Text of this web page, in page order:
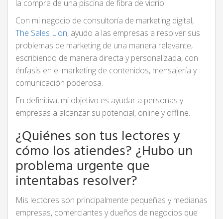
la compra de una piscina de fibra de vidrio.
Con mi negocio de consultoría de marketing digital,
The Sales Lion, ayudo a las empresas a resolver sus
problemas de marketing de una manera relevante,
escribiendo de manera directa y personalizada, con
énfasis en el marketing de contenidos, mensajería y
comunicación poderosa.
En definitiva, mi objetivo es ayudar a personas y
empresas a alcanzar su potencial, online y offline.
¿Quiénes son tus lectores y
cómo los atiendes? ¿Hubo un
problema urgente que
intentabas resolver?
Mis lectores son principalmente pequeñas y medianas
empresas, comerciantes y dueños de negocios que